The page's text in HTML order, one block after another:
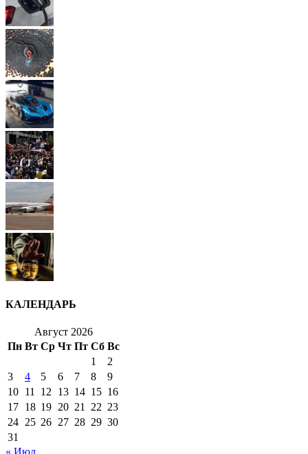
КАЛЕНДАРЬ
Август 2026
Пн Вт Ср Чт Пт Сб Вс
1
2
3
4 5 6 7 8
9
10 11 12 13 14 15 16
17 18 19 20 21 22 23
24 25 26 27 28 29 30
31
« Июл